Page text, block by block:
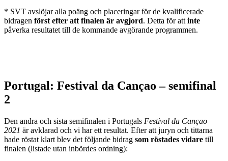
* SVT avslöjar alla poäng och placeringar för de kvalificerade
bidragen först efter att finalen är avgjord. Detta för att inte
påverka resultatet till de kommande avgörande programmen.
Portugal: Festival da Cançao – semifinal
2
Den andra och sista semifinalen i Portugals Festival da Cançao
2021 är avklarad och vi har ett resultat. Efter att juryn och tittarna
hade röstat klart blev det följande bidrag som röstades vidare till
finalen (listade utan inbördes ordning):